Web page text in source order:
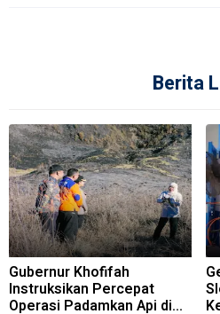
Berita
Gubernur Khofifah
Instruksikan Percepat
Operasi Padamkan Api di